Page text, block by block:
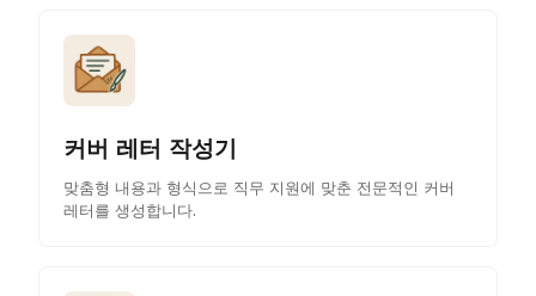
커버 레터 작성기
맞춤형 내용과 형식으로 직무 지원에 맞춘 전문적인 커버
레터를 생성합니다.